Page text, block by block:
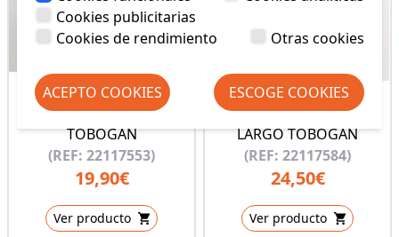
PIJAMA NIÑA VERANO
TOBOGAN
(REF: 22117553)
19,90€
Ver producto
PIJAMA NIÑA VERANO
LARGO TOBOGAN
(REF: 22117584)
24,50€
Ver producto
Cookies publicitarias
Cookies de rendimiento
Otras cookies
ACEPTO COOKIES ESCOGE COOKIES